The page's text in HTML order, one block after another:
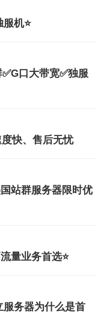
机⭐️
口大带宽✅独服
快、售后无忧
站群服务器限时优
量业务首选⭐️
务器为什么是首